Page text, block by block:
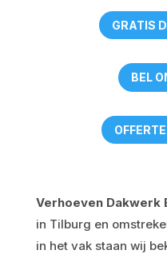
GRATIS
BEL
Verhoeven Dakwerk
in Tilburg en
in het vak staan wij